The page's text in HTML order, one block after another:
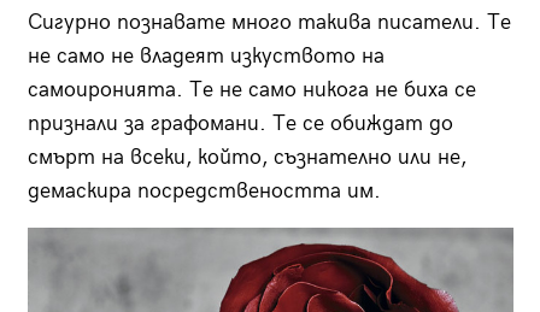
Сигурно познавате много такива писатели. Те
не само не владеят изкуството на
самоиронията. Те не само никога не биха се
признали за графомани. Те се обиждат до
смърт на всеки, който, съзнателно или не,
демаскира посредствеността им.